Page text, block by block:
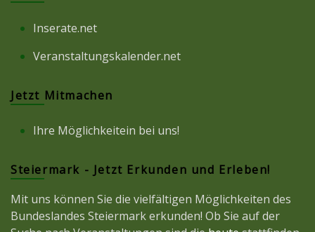
Inserate.net
Veranstaltungskalender.net
Jetzt Mitmachen
Ihre Möglichkeitein bei uns!
Steiermark - Jetzt Erkunden und Erleben!
Mit uns können Sie die vielfältigen Möglichkeiten des
Bundeslandes Steiermark erkunden! Ob Sie auf der